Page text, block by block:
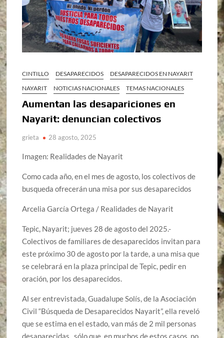
CINTILLO DESAPARECIDOS
DESAPARECIDOS EN NAYARIT
NAYARIT
NOTICIAS NACIONALES TEMAS NACIONALES
Aumentan las desapariciones en
Nayarit: denuncian colectivos
grieta 28 agosto, 2025
Imagen: Realidades de Nayarit
Como cada año, en el mes de agosto, los colectivos de
busqueda ofrecerán una misa por sus desaparecidos
Arcelia García Ortega / Realidades de Nayarit
Tepic, Nayarit; jueves 28 de agosto del 2025.-
Colectivos de familiares de desaparecidos invitan para
este próximo 30 de agosto por la tarde, a una misa que
se celebrará en la plaza principal de Tepic, pedir en
oración, por los desaparecidos.
Al ser entrevistada, Guadalupe Solís, de la Asociación
Civil “Búsqueda de Desaparecidos Nayarit”, ella reveló
que se estima en el estado, van más de 2 mil personas
desaparecidas, sólo que, en muchos de estos casos, no